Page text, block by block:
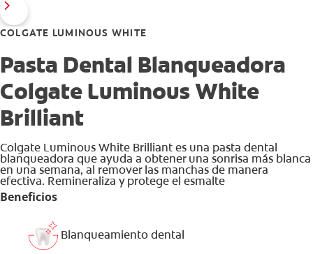
COLGATE LUMINOUS WHITE
Pasta Dental Blanqueadora
Colgate Luminous White
Brilliant
Colgate Luminous White Brilliant es una pasta dental
blanqueadora que ayuda a obtener una sonrisa más blanca
en una semana, al remover las manchas de manera
efectiva. Remineraliza y protege el esmalte
Beneficios
Blanqueamiento dental